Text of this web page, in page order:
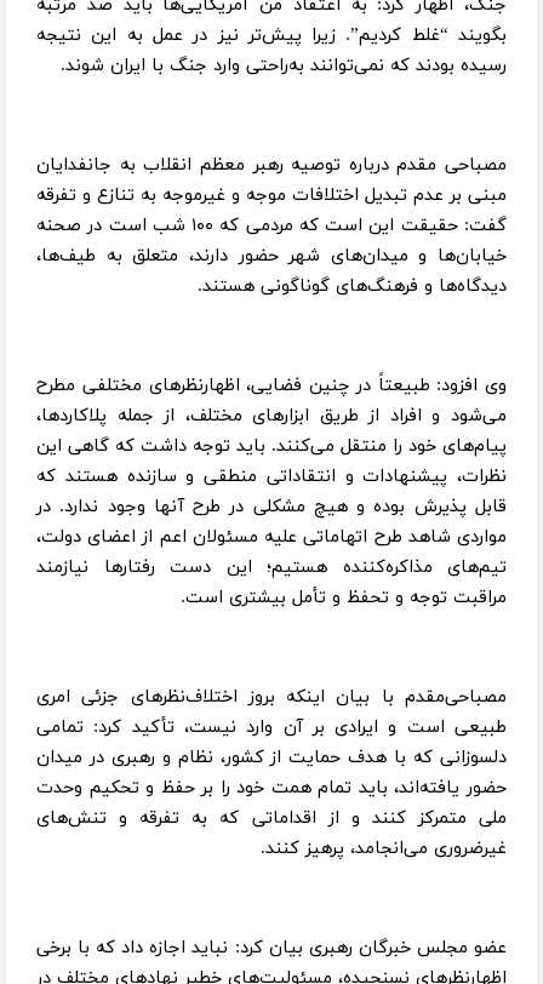
جنگ، اظهار کرد: به اعتقاد من آمریکایی‌ها باید صد مرتبه
بگویند “غلط کردیم”. زیرا پیش‌تر نیز در عمل به این نتیجه
رسیده بودند که نمی‌توانند به‌راحتی وارد جنگ با ایران شوند.
مصباحی مقدم درباره توصیه رهبر معظم انقلاب به جانفدایان
مبنی بر عدم تبدیل اختلافات موجه و غیرموجه به تنازع و تفرقه
گفت: حقیقت این است که مردمی که ۱۰۰ شب است در صحنه
خیابان‌ها و میدان‌های شهر حضور دارند، متعلق به طیف‌ها،
دیدگاه‌ها و فرهنگ‌های گوناگونی هستند.
وی افزود: طبیعتاً در چنین فضایی، اظهارنظرهای مختلفی مطرح
می‌شود و افراد از طریق ابزارهای مختلف، از جمله پلاکاردها،
پیام‌های خود را منتقل می‌کنند. باید توجه داشت که گاهی این
نظرات، پیشنهادات و انتقاداتی منطقی و سازنده هستند که
قابل پذیرش بوده و هیچ مشکلی در طرح آنها وجود ندارد. در
مواردی شاهد طرح اتهاماتی علیه مسئولان اعم از اعضای دولت،
تیم‌های مذاکره‌کننده هستیم؛ این دست رفتارها نیازمند
مراقبت توجه و تحفظ و تأمل بیشتری است.
مصباحی‌مقدم با بیان اینکه بروز اختلاف‌نظرهای جزئی امری
طبیعی است و ایرادی بر آن وارد نیست، تأکید کرد: تمامی
دلسوزانی که با هدف حمایت از کشور، نظام و رهبری در میدان
حضور یافته‌اند، باید تمام همت خود را بر حفظ و تحکیم وحدت
ملی متمرکز کنند و از اقداماتی که به تفرقه و تنش‌های
غیرضروری می‌انجامد، پرهیز کنند.
عضو مجلس خبرگان رهبری بیان کرد: نباید اجازه داد که با برخی
اظهارنظرهای نسنجیده، مسئولیت‌های خطیر نهادهای مختلف در